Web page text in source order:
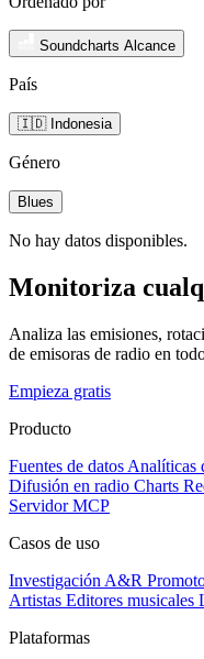
Soundcharts Alcance
País
🇮🇩 Indonesia
Género
Blues
No hay datos disponibles.
Monitoriza
Analiza las emisiones,
de emisoras de radio en
Empieza gratis
Producto
Fuentes de datos Analíticas
Difusión en radio Charts
Servidor MCP
Casos de uso
Investigación A&R
Artistas Editores musicales
Plataformas